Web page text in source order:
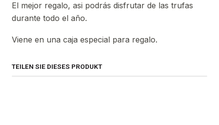
El mejor regalo, asi podrás disfrutar de las trufas
durante todo el año.
Viene en una caja especial para regalo.
TEILEN SIE DIESES PRODUKT